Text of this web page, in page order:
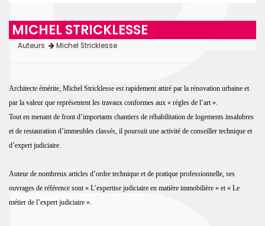
MICHEL STRICKLESSE
Auteurs Michel Stricklesse
Architecte émérite, Michel Stricklesse estrapidement attiré par la rénovation urbaine et
par la valeur que représentent les travaux conformes aux « règles de l’art ».
Tout en menant de front d’importants chantiers de réhabilitation de logements insalubres
et de restauration d’immeubles classés, il poursuit une activité de conseiller technique et
d’expert judiciaire.
Auteur de nombreux articles d’ordre technique et de pratique professionnelle, ses
ouvrages de référence sont « L’expertise judiciaire en matière immobilière » et « Le
métier de l’expert judiciaire ».